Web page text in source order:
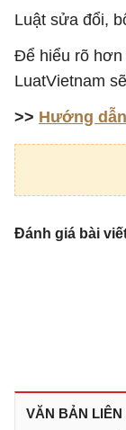
Luật sửa đổi,
Để hiểu rõ hơn
LuatVietnam
>> Hướng
Đánh giá bài
VĂN BẢN LIÊN